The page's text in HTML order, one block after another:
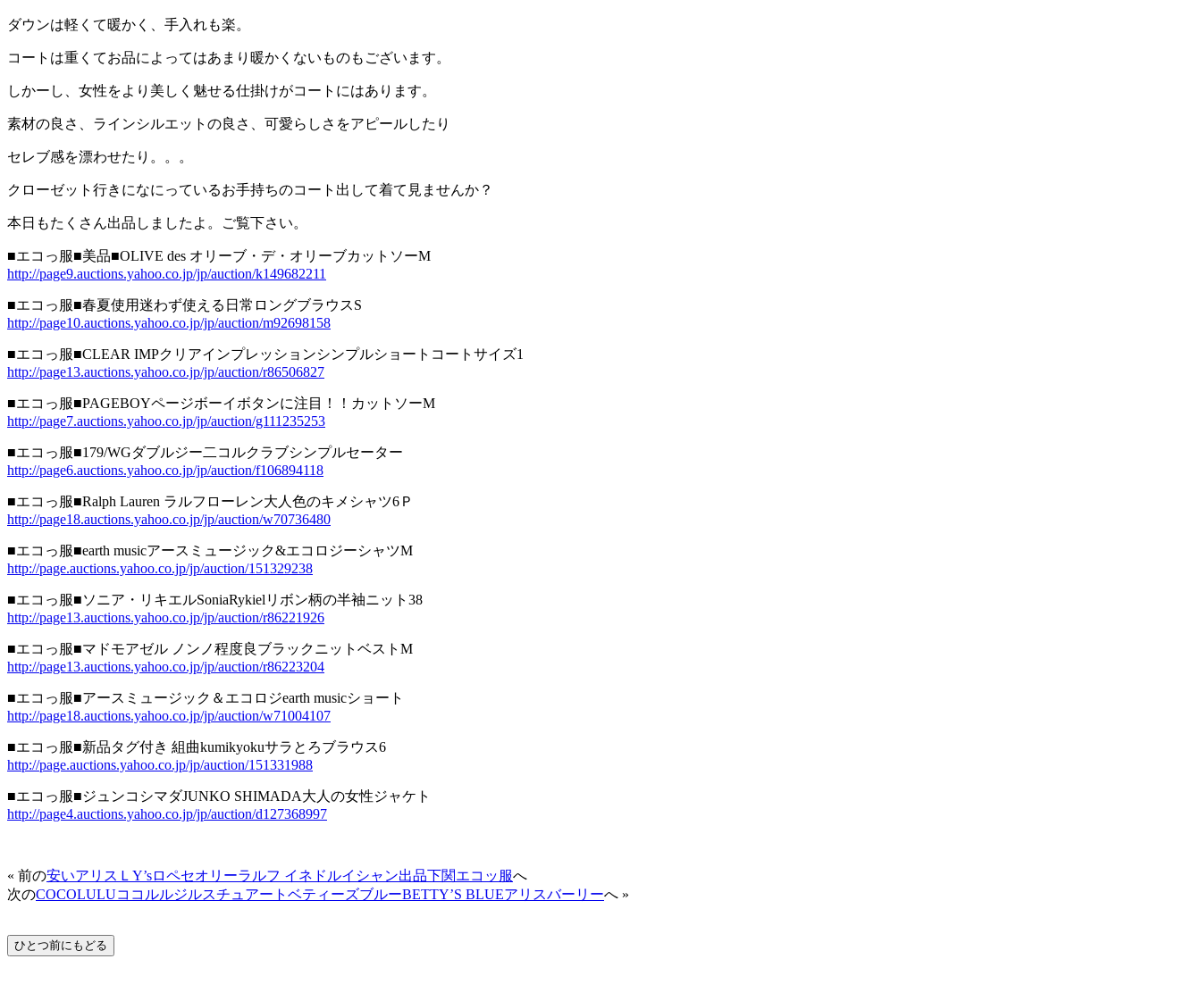
ダウンは軽くて暖かく、手入れも楽。
コートは重くてお品によってはあまり暖かくないものもございます。
しかーし、女性をより美しく魅せる仕掛けがコートにはあります。
素材の良さ、ラインシルエットの良さ、可愛らしさをアピールしたり
セレブ感を漂わせたり。。。
クローゼット行きになにっているお手持ちのコート出して着て見ませんか？
本日もたくさん出品しましたよ。ご覧下さい。
■エコっ服■美品■OLIVE des オリーブ・デ・オリーブカットソーM
http://page9.auctions.yahoo.co.jp/jp/auction/k149682211
■エコっ服■春夏使用迷わず使える日常ロングブラウスS
http://page10.auctions.yahoo.co.jp/jp/auction/m92698158
■エコっ服■CLEAR IMPクリアインプレッションシンプルショートコートサイズ1
http://page13.auctions.yahoo.co.jp/jp/auction/r86506827
■エコっ服■PAGEBOYページボーイボタンに注目！！カットソーM
http://page7.auctions.yahoo.co.jp/jp/auction/g111235253
■エコっ服■179/WGダブルジー二コルクラブシンプルセーター
http://page6.auctions.yahoo.co.jp/jp/auction/f106894118
■エコっ服■Ralph Lauren ラルフローレン大人色のキメシャツ6Ｐ
http://page18.auctions.yahoo.co.jp/jp/auction/w70736480
■エコっ服■earth musicアースミュージック&エコロジーシャツM
http://page.auctions.yahoo.co.jp/jp/auction/151329238
■エコっ服■ソニア・リキエルSoniaRykielリボン柄の半袖ニット38
http://page13.auctions.yahoo.co.jp/jp/auction/r86221926
■エコっ服■マドモアゼル ノンノ程度良ブラックニットベストM
http://page13.auctions.yahoo.co.jp/jp/auction/r86223204
■エコっ服■アースミュージック＆エコロジearth musicショート
http://page18.auctions.yahoo.co.jp/jp/auction/w71004107
■エコっ服■新品タグ付き 組曲kumikyokuサラとろブラウス6
http://page.auctions.yahoo.co.jp/jp/auction/151331988
■エコっ服■ジュンコシマダJUNKO SHIMADA大人の女性ジャケト
http://page4.auctions.yahoo.co.jp/jp/auction/d127368997
« 前の安いアリスＬY’sロペセオリーラルフ イネドルイシャン出品下関エコッ服へ
次のCOCOLULUココルルジルスチュアートベティーズブルーBETTY’S BLUEアリスバーリーへ »